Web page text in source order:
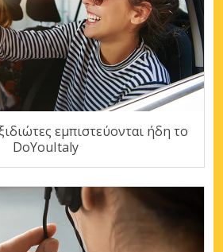
εμπιστεύονται ήδη το
DoYouItaly